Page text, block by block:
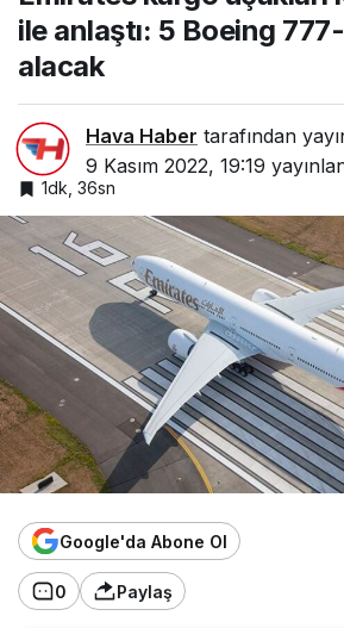
ile anlaştı: 5 Boeing
alacak
Hava Haber tarafından
9 Kasım 2022, 19:19
1dk, 36sn
Google'da Abone Ol
0 Paylaş